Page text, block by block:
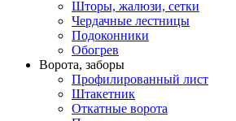
Шторы, жалюзи, сетки
Чердачные лестницы
Подоконники
Обогрев
Ворота, заборы
Профилированный лист
Штакетник
Откатные ворота